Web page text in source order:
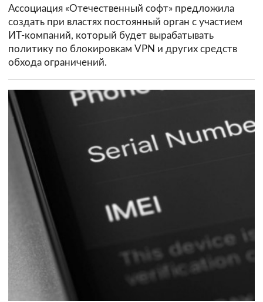
Ассоциация «Отечественный софт» предложила
создать при властях постоянный орган с участием
ИТ-компаний, который будет вырабатывать
политику по блокировкам VPN и других средств
обхода ограничений.